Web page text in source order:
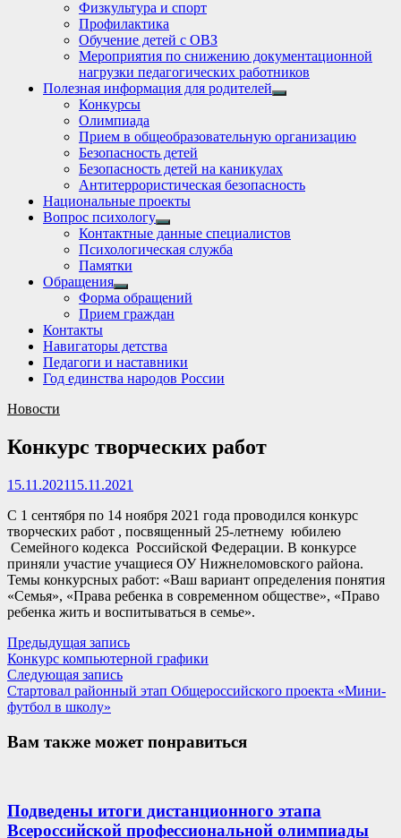
Физкультура и спорт
Профилактика
Обучение детей с ОВЗ
Мероприятия по снижению документационной
нагрузки педагогических работников
Полезная информация для родителей
Show
Конкурсы
Олимпиада
Прием в общеобразовательную организацию
Безопасность детей
Безопасность детей на каникулах
Антитеррористическая безопасность
Национальные проекты
Вопрос психологу
Show
sub
menu
Контактные данные специалистов
Психологическая служба
Памятки
Обращения
Show
sub
menu
Форма обращений
Прием граждан
Контакты
Навигаторы детства
Педагоги и наставники
Год единства народов России
Новости
Конкурс творческих работ
15.11.202115.11.2021
С 1 сентября по 14 ноября 2021 года проводился конкурс
творческих работ , посвященный 25-летнему юбилею
Семейного кодекса Российской Федерации. В конкурсе
приняли участие учащиеся ОУ Нижнеломовского района.
Темы конкурсных работ: «Ваш вариант определения понятия
«Семья», «Права ребенка в современном обществе», «Право
ребенка жить и воспитываться в семье».
Навигация
по
записям
Предыдущая записьПредыдущая
запись:
Конкурс компьютерной графики
Следующая записьСледующая
запись:
Стартовал районный этап Общероссийского проекта «Мини-
футбол в школу»
Вам также может понравиться
Подведены итоги дистанционного этапа
Всероссийской профессиональной олимпиады